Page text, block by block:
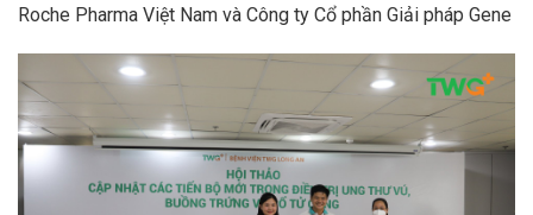
Roche Pharma Việt Nam và Công ty Cổ phần Giải pháp Gene